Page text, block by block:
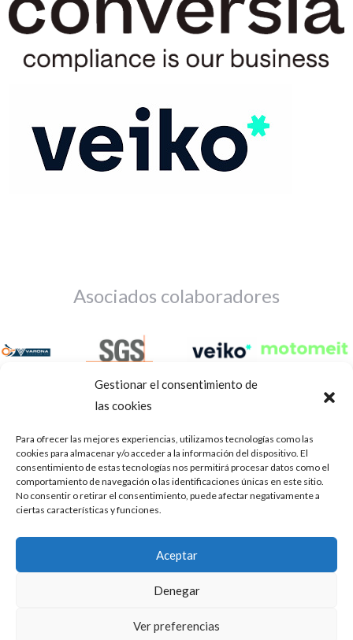
Gestionar el consentimiento de
las cookies
Para ofrecer las mejores experiencias, utilizamos tecnologías como las
cookies para almacenar y/o acceder a la información del dispositivo. El
consentimiento de estas tecnologías nos permitirá procesar datos como el
comportamiento de navegación o las identificaciones únicas en este sitio.
No consentir o retirar el consentimiento, puede afectar negativamente a
ciertas características y funciones.
Aceptar
Denegar
Ver preferencias
Asociados colaboradores
Aviso Legal Política de privacidad Portal de transparencia
ASOCIACIÓN DE TALLERES DE REPARACIÓN DE
AUTOMÓVILES • CIF: G14023832
Mediación, Arbitraje y Conciliación, de la Consejería de Empleo
Puedes aprender más sobre qué cookies utilizamos o